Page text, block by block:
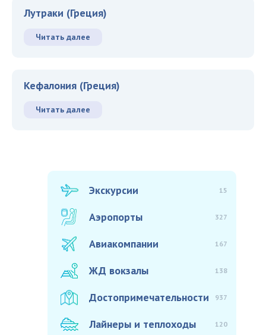
Лутраки (Греция)
Читать далее
Кефалония (Греция)
Читать далее
Экскурсии 15
Аэропорты 327
Авиакомпании 167
ЖД вокзалы 138
Достопримечательности 937
Лайнеры и теплоходы 120